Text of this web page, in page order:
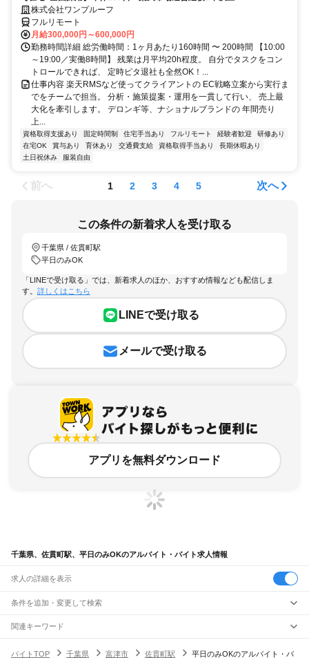
株式会社ワンプルーフ
フルリモート
月給300,000円～600,000円
勤務時間詳細 総労働時間：1ヶ月あたり160時間 〜 200時間 【10:00
～19:00／実働8時間】 残業は月平均20h程度。 自分でタスクをコン
トロールできれば、 定時ピタ退社も全然OK！...
仕事内容 楽天RMSなど使ってクライアントの EC戦略立案から実行ま
でをチームで担当。 分析・施策提案・運用を一貫して行い、 売上最
大化を牽引します。 デロンギ等、ナショナルブランドの 年間売り
上...
資格取得支援あり 固定時間制 住宅手当あり フルリモート 経験者歓迎
研修あり
在宅OK
賞与あり 育休あり 交通費支給 資格取得手当あり
長期休暇あり
土日祝休み
服装自由
前へ 1 2 3 4 5 次へ
この条件の新着求人を受け取る
千葉県 / 佐貫町駅
平日のみOK
「LINEで受け取る」では、新着求人のほか、おすすめ情報なども配信しま
す。 詳しくはこちら
LINEで受け取る
メールで受け取る
アプリを無料ダウンロード
千葉県、佐貫町駅、平日のみOKのアルバイト・バイト求人情報
求人の詳細を表示
条件を追加・変更して検索
市区町村を追加・変更
千葉県すべて
駅を追加・変更
関連キーワード
バイトTOP
千葉県 富津市 佐貫町駅 平日のみOKのアルバイト・バ